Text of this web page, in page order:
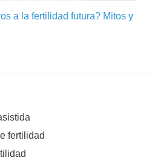
a la fertilidad futura? Mitos y
fertilidad